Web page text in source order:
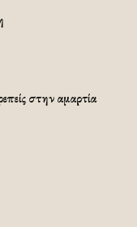
στην αμαρτία